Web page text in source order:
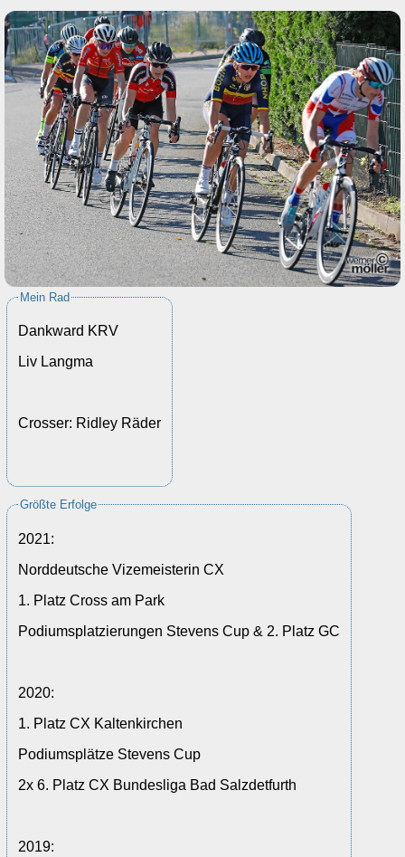
Mein Rad
Dankward KRV
Liv Langma
Crosser: Ridley Räder
Größte Erfolge
2021:
Norddeutsche Vizemeisterin CX
1. Platz Cross am Park
Podiumsplatzierungen Stevens Cup & 2. Platz GC
2020:
1. Platz CX Kaltenkirchen
Podiumsplätze Stevens Cup
2x 6. Platz CX Bundesliga Bad Salzdetfurth
2019: